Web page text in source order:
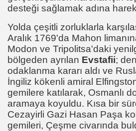
desteği sağlamak adına
Yolda çeşitli zorluklarla
Aralık 1769'da Mahon
Modon ve Tripolitsa'daki
bölgeden ayrılan Evstafii;
odaklanma kararı aldı ve
İngiliz kökenli amiral
gemilere katılarak, Osmanlı
aramaya koyuldu. Kısa bir
Cezayirli Gazi Hasan Paşa
gemileri, Çeşme civarında